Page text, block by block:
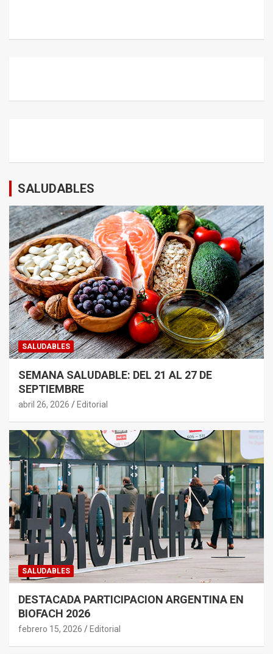
SALUDABLES
SALUDABLES
SEMANA SALUDABLE: DEL 21 AL 27 DE
SEPTIEMBRE
abril 26, 2026 Editorial
SALUDABLES
DESTACADA PARTICIPACION ARGENTINA EN
BIOFACH 2026
febrero 15, 2026 Editorial